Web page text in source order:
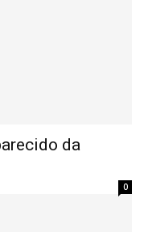
da
0